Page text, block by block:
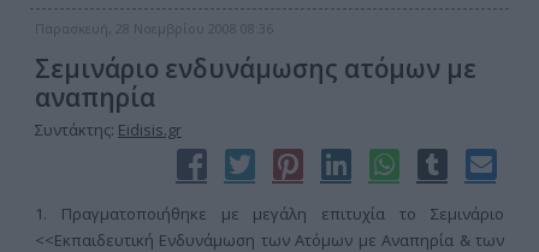
Παρασκευή, 28 Νοεμβρίου 2008 08:36
Σεμινάριο ενδυνάμωσης ατόμων με
αναπηρία
Συντάκτης: Eidisis.gr
1. Πραγματοποιήθηκε με μεγάλη επιτυχία το Σεμινάριο
<<Εκπαιδευτική Ενδυνάμωση των Ατόμων με Αναπηρία & των